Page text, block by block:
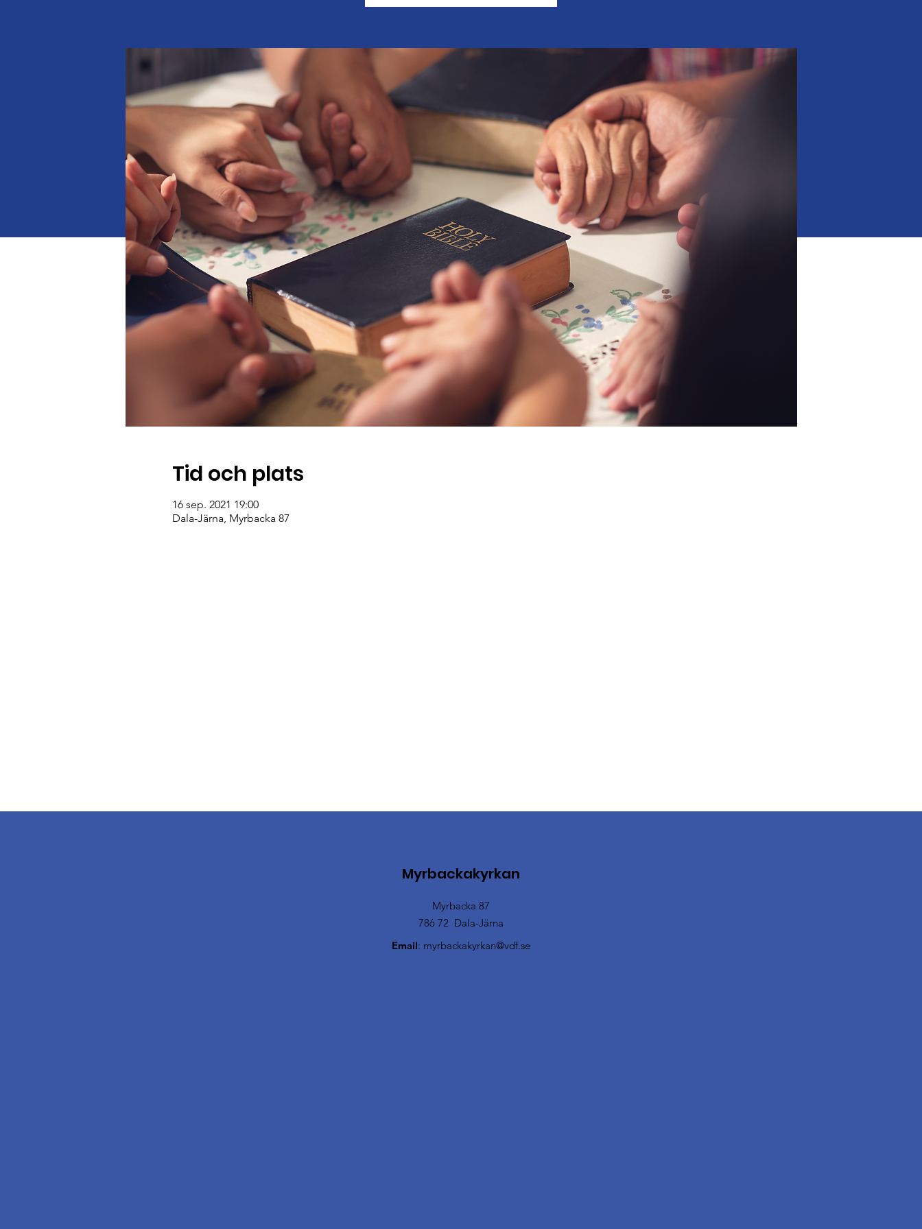
Tid och plats
16 sep. 2021 19:00
Dala-Järna, Myrbacka 87
Myrbackakyrkan
Email: myrbackakyrkan@vdf.se
Myrbacka 87
786 72 Dala-Järna